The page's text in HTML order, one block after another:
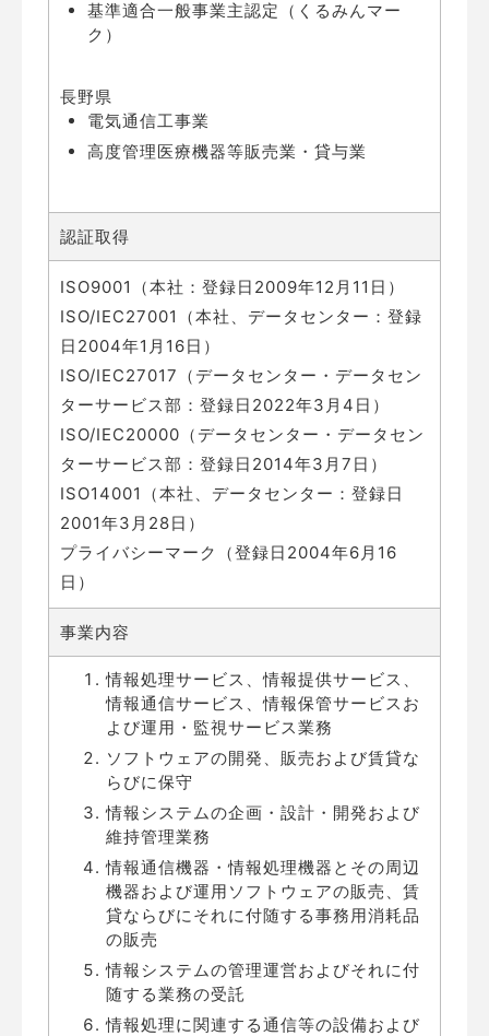
基準適合一般事業主認定（くるみんマー
ク）
長野県
電気通信工事業
高度管理医療機器等販売業・貸与業
認証取得
ISO9001（本社：登録日2009年12月11日）
ISO/IEC27001（本社、データセンター：登録
日2004年1月16日）
ISO/IEC27017（データセンター・データセン
ターサービス部：登録日2022年3月4日）
ISO/IEC20000（データセンター・データセン
ターサービス部：登録日2014年3月7日）
ISO14001（本社、データセンター：登録日
2001年3月28日）
プライバシーマーク（登録日2004年6月16
日）
事業内容
情報処理サービス、情報提供サービス、
情報通信サービス、情報保管サービスお
よび運用・監視サービス業務
ソフトウェアの開発、販売および賃貸な
らびに保守
情報システムの企画・設計・開発および
維持管理業務
情報通信機器・情報処理機器とその周辺
機器および運用ソフトウェアの販売、賃
貸ならびにそれに付随する事務用消耗品
の販売
情報システムの管理運営およびそれに付
随する業務の受託
情報処理に関連する通信等の設備および